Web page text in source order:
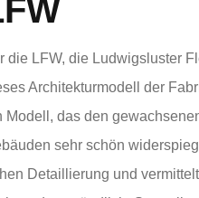
die LFW, die Ludwigsluster
Architekturmodell der
Modell, das den
sehr schön
Detaillierung und